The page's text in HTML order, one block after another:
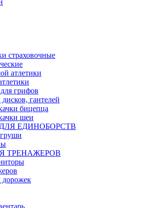
страховочные
атлетики
грифов
гантелей
бицепца
шеи
ЕДИНОБОРСТВ
ТРЕНАЖЕРОВ
дорожек